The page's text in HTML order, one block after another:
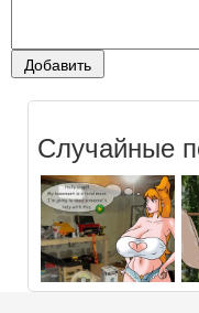
Случайные